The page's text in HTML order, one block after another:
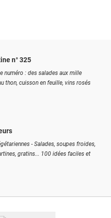
n° 325
numéro : des salades aux mille
thon, cuisson en feuille, vins rosés
- Salades, soupes froides,
gratins... 100 idées faciles et